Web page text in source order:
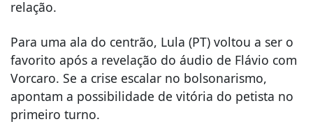
relação.
Para uma ala do centrão, Lula (PT) voltou a ser o
favorito após a revelação do áudio de Flávio com
Vorcaro. Se a crise escalar no bolsonarismo,
apontam a possibilidade de vitória do petista no
primeiro turno.